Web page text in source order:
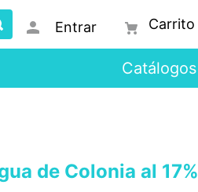
Entrar
Catálogos
de Colonia al 17%